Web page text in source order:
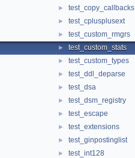
► test_copy_callbacks
► test_cplusplusext
► test_custom_rmgrs
► test_custom_stats
► test_custom_types
► test_ddl_deparse
► test_dsa
► test_dsm_registry
► test_escape
► test_extensions
► test_ginpostinglist
► test_int128